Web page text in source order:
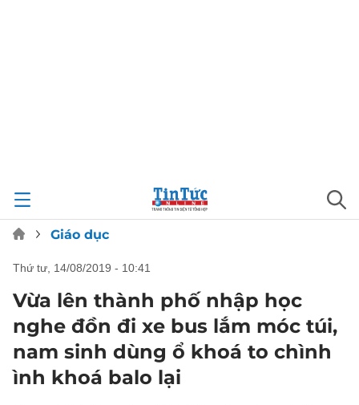
Giáo dục
thứ tư, 14/08/2019 - 10:41
Vừa lên thành phố nhập học
nghe đồn đi xe bus lắm móc túi,
nam sinh dùng ổ khoá to chình
ình khoá balo lại